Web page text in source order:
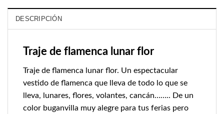
DESCRIPCIÓN
Traje de flamenca lunar flor
Traje de flamenca lunar flor. Un espectacular
vestido de flamenca que lleva de todo lo que se
lleva, lunares, flores, volantes, cancán…….. De un
color buganvilla muy alegre para tus ferias pero